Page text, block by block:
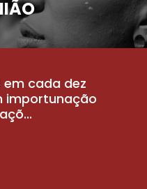
cada dez
importunação